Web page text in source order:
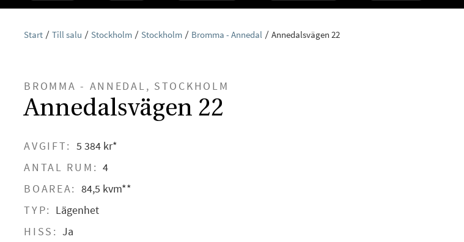
Start Till salu Stockholm Stockholm Bromma - Annedal Annedalsvägen 22
BROMMA - ANNEDAL, STOCKHOLM
Annedalsvägen 22
AVGIFT: 5 384 kr*
ANTAL RUM: 4
BOAREA: 84,5 kvm**
TYP: Lägenhet
HISS: Ja